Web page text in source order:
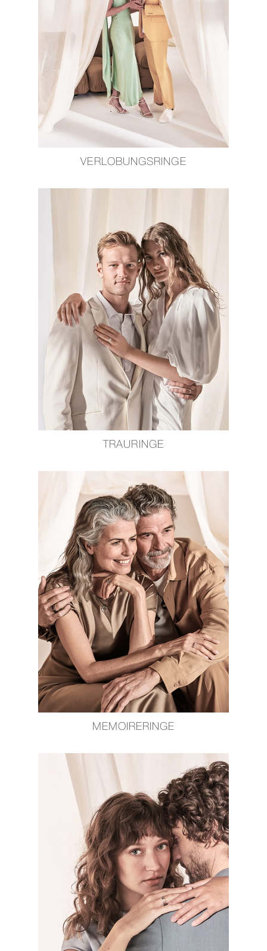
VERLOBUNGSRINGE
TRAURINGE
MEMOIRERINGE